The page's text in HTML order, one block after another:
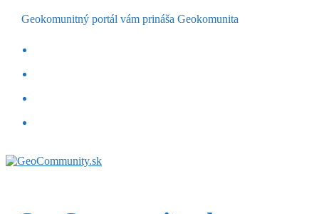
Geokomunitný portál vám prináša Geokomunita